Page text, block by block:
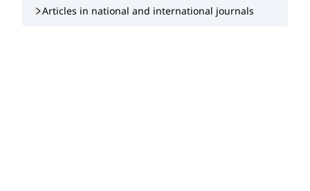
Articles in national and international journals